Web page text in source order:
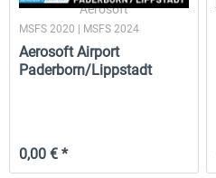
Drzewiecki Design - EPRA Radom
Aerosoft
MSFS 2020 | MSFS 2024
Aerosoft Airport
Paderborn/Lippstadt
0,00 € *